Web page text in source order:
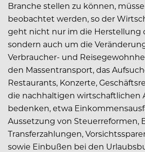
Branche stellen zu können,
beobachtet werden, so der
geht nicht nur im die Herstellung
sondern auch um die
Verbraucher- und
den Massentransport, das
Restaurants, Konzerte,
die nachhaltigen wirtschaftlichen
bedenken, etwa
Aussetzung von Steuerreformen,
Transferzahlungen,
sowie Einbußen bei den